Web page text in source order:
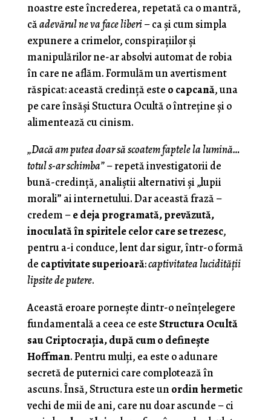
noastre este încrederea, repetată ca o mantră,
căadevărul ne va face liberi– ca și cum simpla
expunere a crimelor, conspirațiilor și
manipulărilor ne-ar absolvi automat de robia
în care ne aflăm. Formulăm un avertisment
răspicat: această credință este o capcană, una
pe care însăși Stuctura Ocultă o întreține și o
alimentează cu cinism.
„Dacă am putea doar să scoatem faptele la lumină…
totul s-ar schimba”– repetă investigatorii de
bună-credință, analiștii alternativi și „lupii
morali” ai internetului. Dar această frază –
credem –e deja programată, prevăzută,
inoculată în spiritele celor care se trezesc,
pentru a-i conduce, lent dar sigur, într-o formă
de captivitate superioară:captivitatea lucidității
lipsite de putere.
Această eroare pornește dintr-o neînțelegere
fundamentală a ceea ce esteStructura Ocultă
sau Criptocraţia, după cum o defineşte
Hoffman. Pentru mulți, ea este o adunare
secretă de puternici care complotează în
ascuns. Însă, Structura este un ordin hermetic
vechi de mii de ani, care nu doar ascunde – ci